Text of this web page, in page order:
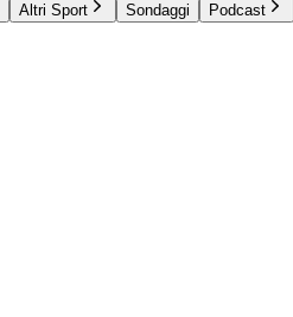
Altri Sport Sondaggi Podcast